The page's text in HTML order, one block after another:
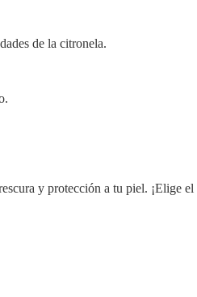
de la citronela.
y protección a tu piel. ¡Elige el